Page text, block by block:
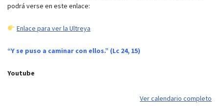
podrá verse en este enlace:
Enlace para ver la Ultreya
“Y se puso a caminar con ellos.” (Lc 24, 15)
Youtube
Ver calendario completo